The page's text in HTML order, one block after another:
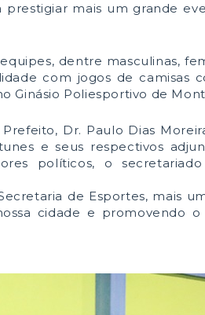
mais um grande
dentre masculinas,
com jogos de camisas
Ginásio Poliesportivo de
Dr. Paulo Dias
e seus respectivos
políticos, o
de Esportes, mais
cidade e promovendo o